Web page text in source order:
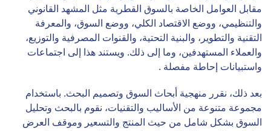
مقابل العوامل الخاصة بالسوق القطرية مثل المشهد القانوني
والتنظيمي، ووضع الاقتصاد الكلي، ووضع السوق، والمعرفة
التقنية والتطوير، والبنية التحتية، والقنوات المصرفية والتوزيع،
والعملاء المستهدفين، وما إلى ذلك. ويستند هذا إلى اجتماعات
واستبيانات إحاطة مفصلة .
بعد ذلك، نقرر منهجية أبحاث السوق وتصميم البحث. باستخدام
مجموعة متنوعة من الأساليب والتقنيات، نقوم بالبحث وتحليل
السوق بشكل شامل من حيث المنتج والتسعير وموقف العرض